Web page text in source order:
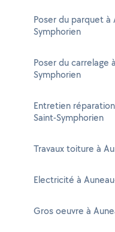
Poser du parquet à
Symphorien
Poser du carrelage
Symphorien
Entretien
Saint-Symphorien
Travaux toiture à
Electricité à
Gros oeuvre à